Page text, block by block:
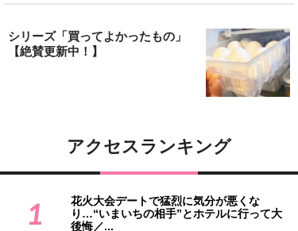
シリーズ「買ってよかったもの」
【絶賛更新中！】
アクセスランキング
1
花火大会デートで猛烈に気分が悪くな
り…“いまいちの相手”とホテルに行って大
後悔／...